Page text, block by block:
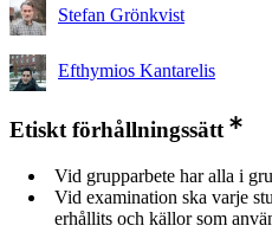
Stefan Grönkvist
Efthymios Kantarelis
Etiskt förhållningssätt
Vid grupparbete har alla i
Vid examination ska varje
erhållits och källor som